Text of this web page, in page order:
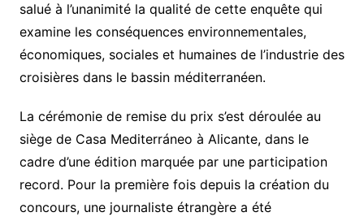
salué à l’unanimité la qualité de cette enquête qui
examine les conséquences environnementales,
économiques, sociales et humaines de l’industrie des
croisières dans le bassin méditerranéen.
La cérémonie de remise du prix s’est déroulée au
siège de Casa Mediterráneo à Alicante, dans le
cadre d’une édition marquée par une participation
record. Pour la première fois depuis la création du
concours, une journaliste étrangère a été